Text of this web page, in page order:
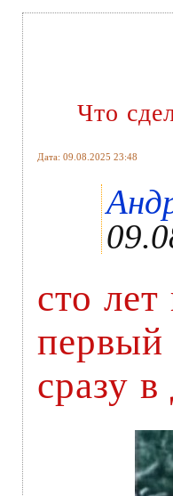
Что
Дата: 09.08.2025 23:48
сто
первый
сразу